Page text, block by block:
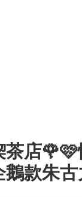
店🌹🩷
鵝款朱古